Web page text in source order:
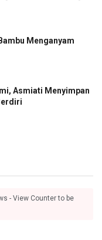
Menganyam
Asmiati Menyimpan
- View Counter to be